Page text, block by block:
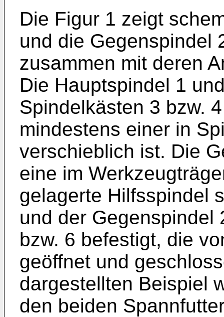
Die Figur 1 zeigt
und die Gegenspindel
zusammen mit deren
Die Hauptspindel 1
Spindelkästen 3 bzw.
mindestens einer in
verschieblich ist. Die
eine im
gelagerte Hilfsspindel
und der Gegenspindel
bzw. 6 befestigt, die
geöffnet und
dargestellten Beispiel
den beiden